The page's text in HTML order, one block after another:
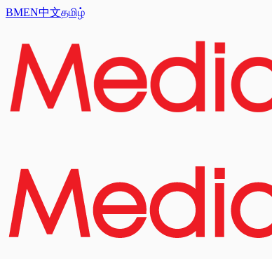
BMEN中文தமிழ்